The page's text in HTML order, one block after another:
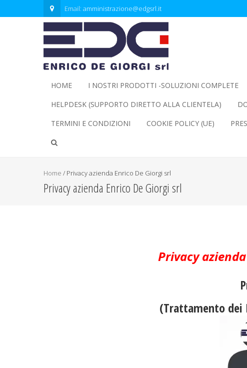
Email: amministrazione@edgsrl.it
HOME I NOSTRI PRODOTTI -SOLUZIONI COMPLETE
HELPDESK (SUPPORTO DIRETTO ALLA CLIENTELA)
TERMINI E CONDIZIONI
COOKIE POLICY (UE)
Home / Privacy azienda Enrico De Giorgi srl
Privacy azienda Enrico De Giorgi srl
Privacy
(Trattamento dei